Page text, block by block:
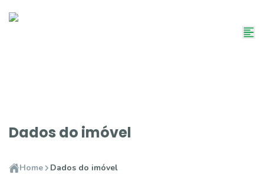
Dados do imóvel
Home Dados do imóvel